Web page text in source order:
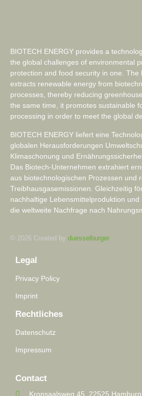
BIOTECH ENERGY provides a
the global challenges of environmental
protection and food security in one. The
extracts renewable energy from
processes, thereby reducing
the same time, it promotes sustainable
processing in order to meet the global
BIOTECH ENERGY liefert eine
globalen Herausforderungen
Klimaschonung und
Das Biotech-Unternehmen extrahiert
aus biotechnologischen Prozessen und
Treibhausgasemissionen. Gleichzeitig
nachhaltige Lebensmittelproduktion
die weltweite Nachfrage nach
© 2026 Created by duesselburger
Legal
Privacy Policy
Imprint
Rechtliches
Datenschutz
Impressum
Contact
Kronsaalsweg 45, 22525